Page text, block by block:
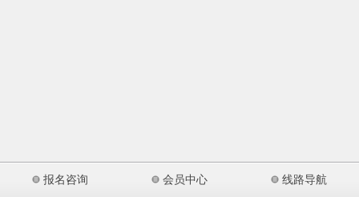
报名咨询 会员中心 线路导航